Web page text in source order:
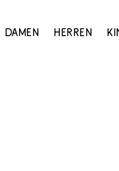
Damen Herren